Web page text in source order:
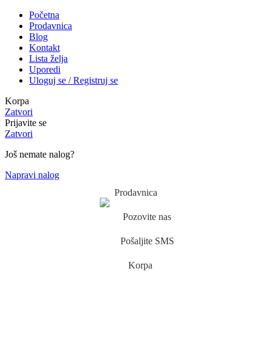
Početna
Prodavnica
Blog
Kontakt
Lista želja
Uporedi
Uloguj se / Registruj se
Korpa
Zatvori
Prijavite se
Zatvori
Još nemate nalog?
Napravi nalog
Prodavnica
Pozovite nas
Pošaljite SMS
Korpa